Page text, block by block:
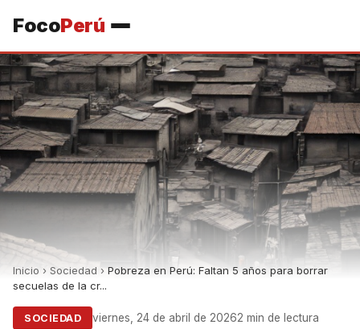
FocoPerú
Inicio › Sociedad › Pobreza en Perú: Faltan 5 años para borrar
secuelas de la cr...
SOCIEDAD viernes, 24 de abril de 20262 min de lectura